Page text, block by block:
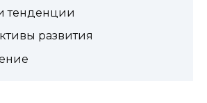
тенденции
развития